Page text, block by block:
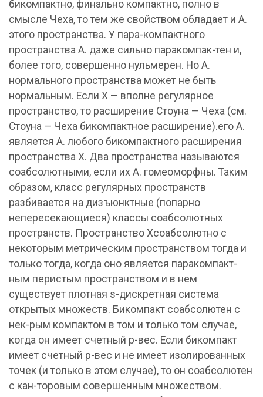
бикомпактно, финально компактно, полно в
смысле Чеха, то тем же свойством обладает и А.
этого пространства. У пара-компактного
пространства А. даже сильно паракомпак-тен и,
более того, совершенно нульмерен. Но А.
нормального пространства может не быть
нормальным. Если X — вполне регулярное
пространство, то расширение Стоуна — Чеха (см.
Стоуна — Чеха бикомпактное расширение).его А.
является А. любого бикомпактного расширения
пространства X. Два пространства называются
соабсолютными, если их А. гомеоморфны. Таким
образом, класс регулярных пространств
разбивается на дизъюнктные (попарно
непересекающиеся) классы соабсолютных
пространств. Пространство Xсоабсолютно с
некоторым метрическим пространством тогда и
только тогда, когда оно является паракомпакт-
ным перистым пространством и в нем
существует плотная s-дискретная система
открытых множеств. Бикомпакт соабсолютен с
нек-рым компактом в том и только том случае,
когда он имеет счетный p-вес. Если бикомпакт
имеет счетный p-вес и не имеет изолированных
точек (и только в этом случае), то он соабсолютен
с кан-торовым совершенным множеством.